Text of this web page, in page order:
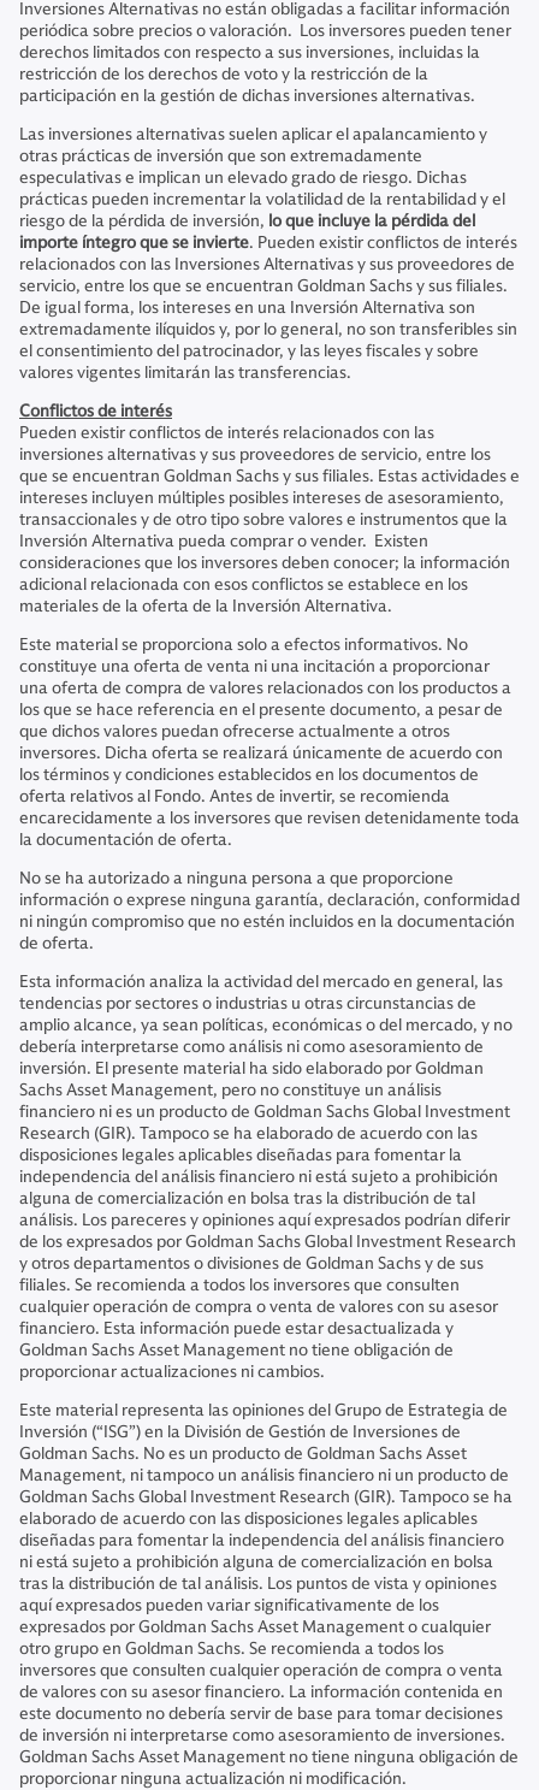
Inversiones Alternativas no están obligadas a facilitar información
periódica sobre precios o valoración. Los inversores pueden tener
derechos limitados con respecto a sus inversiones, incluidas la
restricción de los derechos de voto y la restricción de la
participación en la gestión de dichas inversiones alternativas.
Las inversiones alternativas suelen aplicar el apalancamiento y
otras prácticas de inversión que son extremadamente
especulativas e implican un elevado grado de riesgo. Dichas
prácticas pueden incrementar la volatilidad de la rentabilidad y el
riesgo de la pérdida de inversión, lo que incluye la pérdida del
importe íntegro que se invierte. Pueden existir conflictos de interés
relacionados con las Inversiones Alternativas y sus proveedores de
servicio, entre los que se encuentran Goldman Sachs y sus filiales.
De igual forma, los intereses en una Inversión Alternativa son
extremadamente ilíquidos y, por lo general, no son transferibles sin
el consentimiento del patrocinador, y las leyes fiscales y sobre
valores vigentes limitarán las transferencias.
Conflictos de interés
Pueden existir conflictos de interés relacionados con las
inversiones alternativas y sus proveedores de servicio, entre los
que se encuentran Goldman Sachs y sus filiales. Estas actividades e
intereses incluyen múltiples posibles intereses de asesoramiento,
transaccionales y de otro tipo sobre valores e instrumentos que la
Inversión Alternativa pueda comprar o vender. Existen
consideraciones que los inversores deben conocer; la información
adicional relacionada con esos conflictos se establece en los
materiales de la oferta de la Inversión Alternativa.
Este material se proporciona solo a efectos informativos. No
constituye una oferta de venta ni una incitación a proporcionar
una oferta de compra de valores relacionados con los productos a
los que se hace referencia en el presente documento, a pesar de
que dichos valores puedan ofrecerse actualmente a otros
inversores. Dicha oferta se realizará únicamente de acuerdo con
los términos y condiciones establecidos en los documentos de
oferta relativos al Fondo. Antes de invertir, se recomienda
encarecidamente a los inversores que revisen detenidamente toda
la documentación de oferta.
No se ha autorizado a ninguna persona a que proporcione
información o exprese ninguna garantía, declaración, conformidad
ni ningún compromiso que no estén incluidos en la documentación
de oferta.
Esta información analiza la actividad del mercado en general, las
tendencias por sectores o industrias u otras circunstancias de
amplio alcance, ya sean políticas, económicas o del mercado, y no
debería interpretarse como análisis ni como asesoramiento de
inversión. El presente material ha sido elaborado por Goldman
Sachs Asset Management, pero no constituye un análisis
financiero ni es un producto de Goldman Sachs Global Investment
Research (GIR). Tampoco se ha elaborado de acuerdo con las
disposiciones legales aplicables diseñadas para fomentar la
independencia del análisis financiero ni está sujeto a prohibición
alguna de comercialización en bolsa tras la distribución de tal
análisis. Los pareceres y opiniones aquí expresados podrían diferir
de los expresados por Goldman Sachs Global Investment Research
y otros departamentos o divisiones de Goldman Sachs y de sus
filiales. Se recomienda a todos los inversores que consulten
cualquier operación de compra o venta de valores con su asesor
financiero. Esta información puede estar desactualizada y
Goldman Sachs Asset Management no tiene obligación de
proporcionar actualizaciones ni cambios.
Este material representa las opiniones del Grupo de Estrategia de
Inversión (“ISG”) en la División de Gestión de Inversiones de
Goldman Sachs. No es un producto de Goldman Sachs Asset
Management, ni tampoco un análisis financiero ni un producto de
Goldman Sachs Global Investment Research (GIR). Tampoco se ha
elaborado de acuerdo con las disposiciones legales aplicables
diseñadas para fomentar la independencia del análisis financiero
ni está sujeto a prohibición alguna de comercialización en bolsa
tras la distribución de tal análisis. Los puntos de vista y opiniones
aquí expresados pueden variar significativamente de los
expresados por Goldman Sachs Asset Management o cualquier
otro grupo en Goldman Sachs. Se recomienda a todos los
inversores que consulten cualquier operación de compra o venta
de valores con su asesor financiero. La información contenida en
este documento no debería servir de base para tomar decisiones
de inversión ni interpretarse como asesoramiento de inversiones.
Goldman Sachs Asset Management no tiene ninguna obligación de
proporcionar ninguna actualización ni modificación.